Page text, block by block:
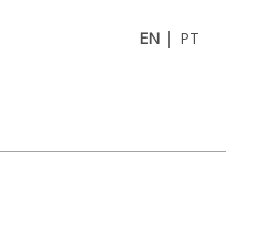
EN | PT